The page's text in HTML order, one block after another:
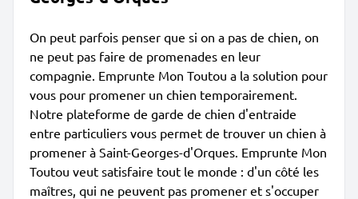
On peut parfois penser que si on a pas de chien, on
ne peut pas faire de promenades en leur
compagnie. Emprunte Mon Toutou a la solution pour
vous pour promener un chien temporairement.
Notre plateforme de garde de chien d'entraide
entre particuliers vous permet de trouver un chien à
promener à Saint-Georges-d'Orques. Emprunte Mon
Toutou veut satisfaire tout le monde : d'un côté les
maîtres, qui ne peuvent pas promener et s'occuper